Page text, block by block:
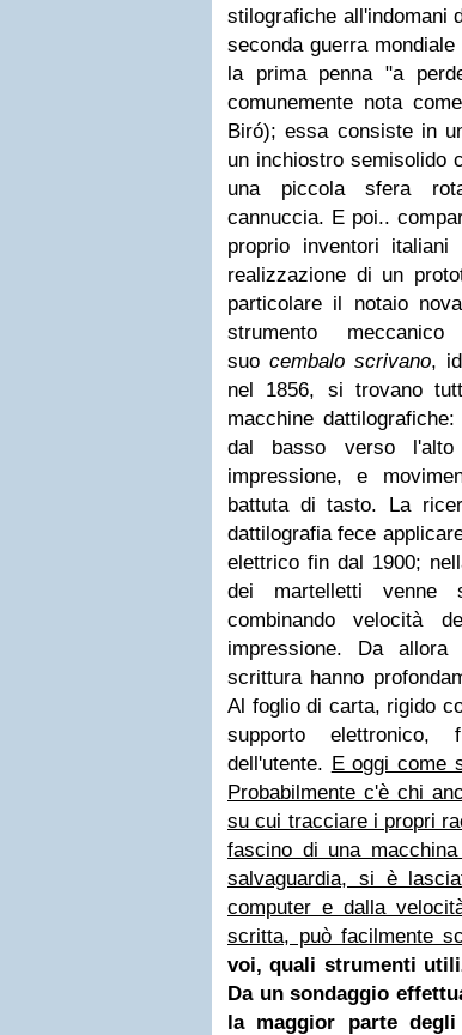
stilografiche all'indomani
seconda guerra
la prima penna "a
comunemente nota come
Biró); essa consiste in
un inchiostro semisolido
una piccola sfera
cannuccia. E poi..
proprio inventori
realizzazione di un
particolare il notaio
strumento
suocembalo scrivano,
nel 1856, si trovano
macchine
dal basso verso
impressione, e
battuta di tasto. La
dattilografia fece
elettrico fin dal 1900;
dei martelletti venne
combinando velocità
impressione. Da
scrittura hanno
Al foglio di carta, rigido
supporto elettronico,
dell'utente. E oggi come
Probabilmente c'è chi
su cui tracciare i propri
fascino di una
salvaguardia, si è
computer e dalla
scritta, può facilmente
voi, quali strumenti
Da un sondaggio
la maggior parte